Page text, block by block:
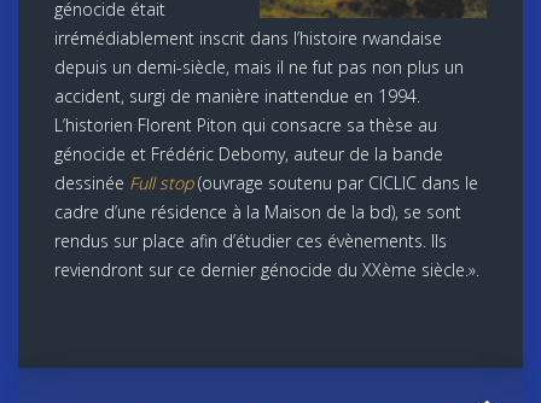
génocide était
irrémédiablement inscrit dans l’histoire rwandaise
depuis un demi-siècle, mais il ne fut pas non plus un
accident, surgi de manière inattendue en 1994.
L’historien Florent Piton qui consacre sa thèse au
génocide et Frédéric Debomy, auteur de la bande
dessinée Full stop(ouvrage soutenu par CICLIC dans le
cadre d’une résidence à la Maison de la bd), se sont
rendus sur place afin d’étudier ces évènements. Ils
reviendront sur ce dernier génocide du XXème siècle.».